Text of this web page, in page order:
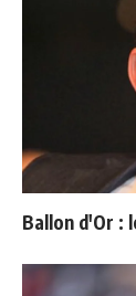
Ballon d'Or :